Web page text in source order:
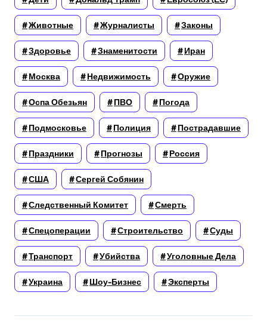
Животные Журналисты Законы
Здоровье Знаменитости Иран
Москва Недвижимость Оружие
Оспа Обезьян ПВО Погода
Подмосковье Полиция Пострадавшие
Праздники Прогнозы Россия
США Сергей Собянин
Следственный Комитет Смерть
Спецоперации Строительство Суды
Транспорт Убийства Уголовные Дела
Украина Шоу-Бизнес Эксперты